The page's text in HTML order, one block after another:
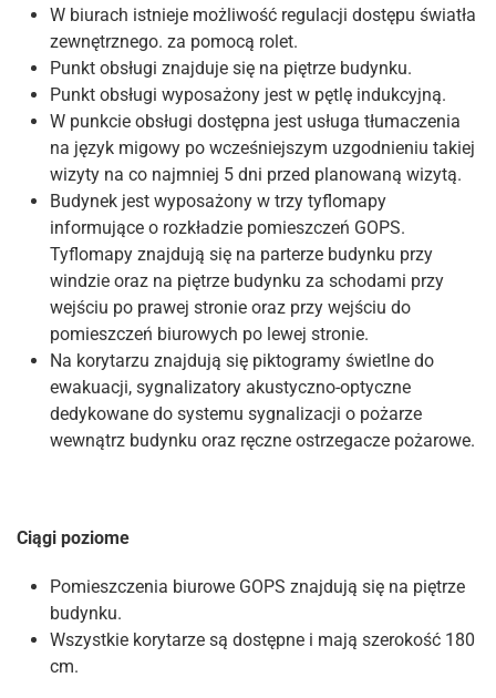
W biurach istnieje możliwość regulacji dostępu światła
zewnętrznego. za pomocą rolet.
Punkt obsługi znajduje się na piętrze budynku.
Punkt obsługi wyposażony jest w pętlę indukcyjną.
W punkcie obsługi dostępna jest usługa tłumaczenia
na język migowy po wcześniejszym uzgodnieniu takiej
wizyty na co najmniej 5 dni przed planowaną wizytą.
Budynek jest wyposażony w trzy tyflomapy
informujące o rozkładzie pomieszczeń GOPS.
Tyflomapy znajdują się na parterze budynku przy
windzie oraz na piętrze budynku za schodami przy
wejściu po prawej stronie oraz przy wejściu do
pomieszczeń biurowych po lewej stronie.
Na korytarzu znajdują się piktogramy świetlne do
ewakuacji, sygnalizatory akustyczno-optyczne
dedykowane do systemu sygnalizacji o pożarze
wewnątrz budynku oraz ręczne ostrzegacze pożarowe.
Ciągi poziome
Pomieszczenia biurowe GOPS znajdują się na piętrze
budynku.
Wszystkie korytarze są dostępne i mają szerokość 180
cm.